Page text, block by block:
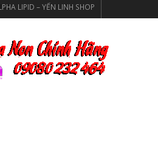
LIPID – YẾN LINH SHOP
CHÍNH HÃNG